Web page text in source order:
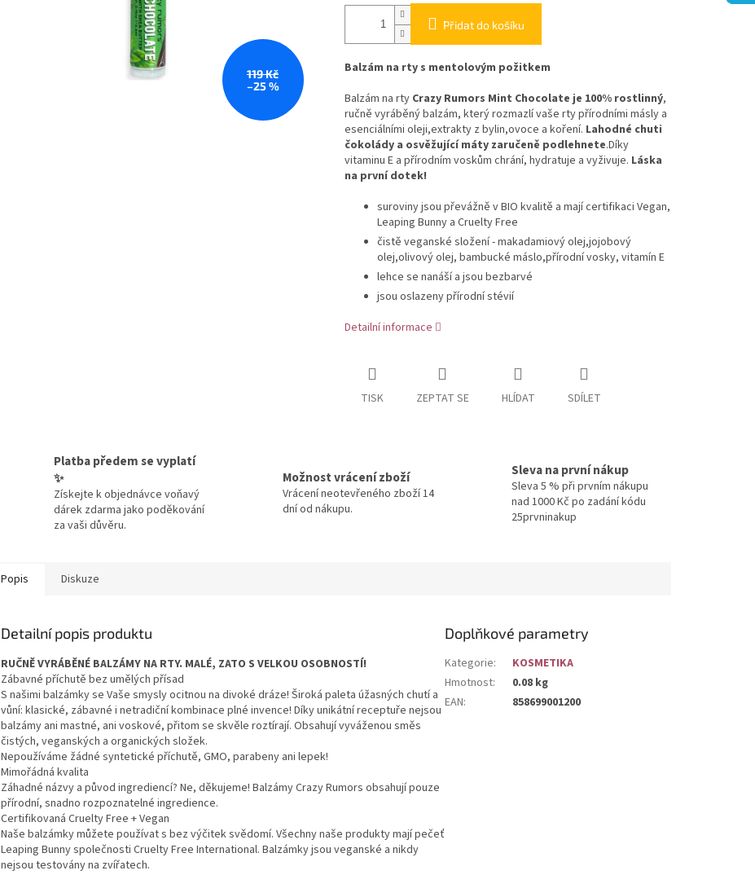
119 Kč
–25 %
Přidat do košíku
Balzám na rty s mentolovým požitkem
Balzám na rty Crazy Rumors Mint Chocolate je 100% rostlinný,
ručně vyráběný balzám, který rozmazlí vaše rty přírodními másly a
esenciálními oleji,extrakty z bylin,ovoce a koření. Lahodné chuti
čokolády a osvěžující máty zaručeně podlehnete.Díky
vitaminu E a přírodním voskům chrání, hydratuje a vyživuje. Láska
na první dotek!
suroviny jsou převážně v BIO kvalitě a mají certifikaci Vegan,
Leaping Bunny a Cruelty Free
čistě veganské složení -makadamiovýolej,jojobový
olej,olivový olej, bambucké máslo,přírodní vosky, vitamín E
lehce se nanáší a jsou bezbarvé
jsou oslazeny přírodní stévií
Detailní informace
TISK ZEPTAT SE HLÍDAT SDÍLET
Platba předem se vyplatí
✨
Získejte k objednávce voňavý
dárek zdarma jako poděkování
za vaši důvěru.
Možnost vrácení zboží
Vrácení neotevřeného zboží 14
dní od nákupu.
Sleva na první nákup
Sleva 5 % při prvním nákupu
nad 1000 Kč po zadání kódu
25prvninakup
Popis Diskuze
Detailní popis produktu
RUČNĚ VYRÁBĚNÉ BALZÁMY NA RTY. MALÉ, ZATO S VELKOU OSOBNOSTÍ!
Zábavné příchutě bez umělých přísad
S našimi balzámky se Vaše smysly ocitnou na divoké dráze! Široká paleta úžasných chutí a
vůní: klasické, zábavné i netradiční kombinace plné invence! Díky unikátní receptuře nejsou
balzámy ani mastné, ani voskové, přitom se skvěle roztírají. Obsahují vyváženou směs
čistých, veganských a organických složek.
Nepoužíváme žádné syntetické příchutě, GMO, parabeny ani lepek!
Mimořádná kvalita
Záhadné názvy a původ ingrediencí? Ne, děkujeme! Balzámy Crazy Rumors obsahují pouze
přírodní, snadno rozpoznatelné ingredience.
Certifikovaná Cruelty Free + Vegan
Naše balzámky můžete používat s bez výčitek svědomí. Všechny naše produkty mají pečeť
Leaping Bunny společnosti Cruelty Free International. Balzámky jsou veganské a nikdy
nejsou testovány na zvířatech.
Doplňkové parametry
Kategorie:
KOSMETIKA
Hmotnost:
0.08 kg
EAN: 858699001200